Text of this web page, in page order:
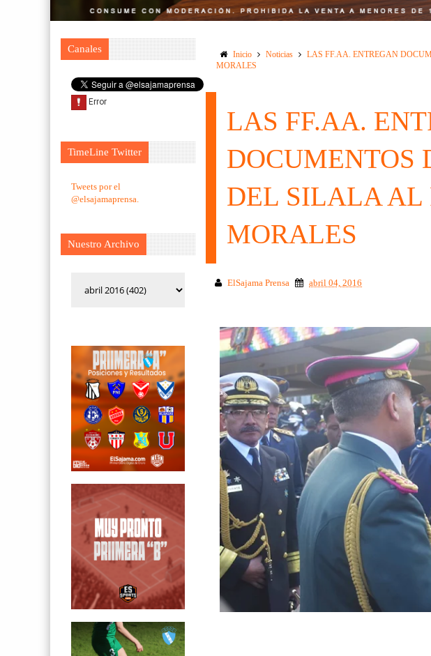
Canales
TimeLine Twitter
Tweets por el
@elsajamaprensa.
Nuestro Archivo
Inicio Noticias
LAS FF.AA. ENTREGAN
MORALES
LAS FF.AA.
DOCUMENTOS
DEL SILALA AL
MORALES
ElSajama Prensa abril 04, 2016